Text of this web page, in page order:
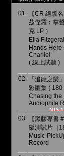
01.
【CR 絕版
茲傑羅︰掌
克 LP ）
Ella
Hands Here
Charlie!
( 線上試聽 )
02.
「追龍之樂
彩匯集 ( 180
Chasing the
Audiophile
NT$
03.
【黑膠專書
樂測試片（
Music-
Record